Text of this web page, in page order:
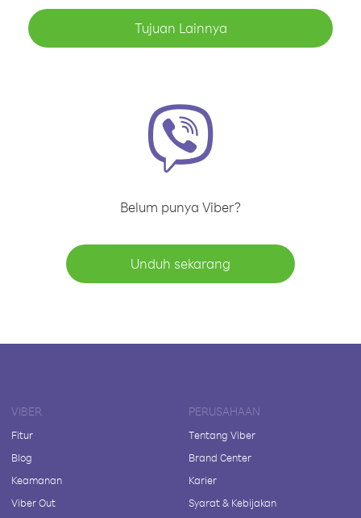
Tujuan Lainnya
Belum punya Viber?
Unduh sekarang
VIBER
Fitur
Blog
Keamanan
Viber Out
PERUSAHAAN
Tentang Viber
Brand Center
Karier
Syarat & Kebijakan